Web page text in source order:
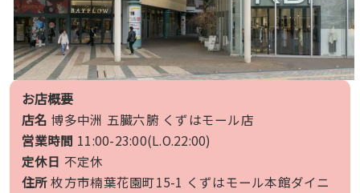
お店概要
店名 博多中洲 五臓六腑 くずはモール店
営業時間 11:00-23:00(L.O.22:00)
定休日 不定休
住所枚方市楠葉花園町15-1 くずはモール本館ダイニ